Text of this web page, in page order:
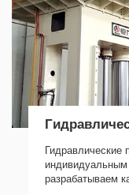
Гидравлические
индивидуальным
разрабатываем